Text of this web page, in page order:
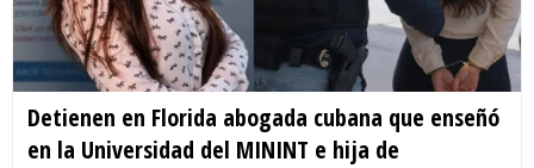
Detienen en Florida abogada cubana que enseñó
en la Universidad del MININT e hija de